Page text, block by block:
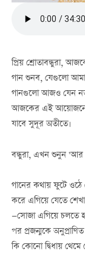
প্রিয় শ্রোতাবন্ধুরা,
গান শুনব, যেগুলো
গানগুলো আজও যেন
আজকের এই আয়োজনে
যাবে সুদূর অতীতে।
বন্ধুরা, এখন শুনুন 'আর
গানের কথায় ফুটে
করে এগিয়ে যেতে
—সোজা এগিয়ে চলতে
পর প্রজন্মকে
কি কোনো দ্বিধায়